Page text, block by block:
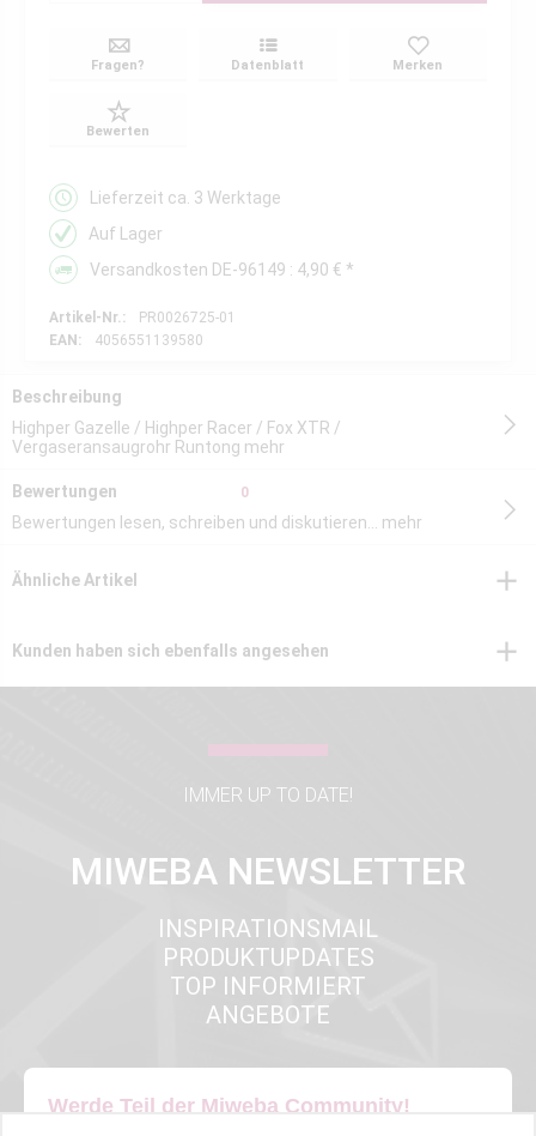
Fragen? Datenblatt Merken
Bewerten
Lieferzeit ca. 3 Werktage
Auf Lager
Versandkosten DE-96149 : 4,90 € *
Artikel-Nr.:
PR0026725-01
EAN:
4056551139580
Beschreibung
Highper Gazelle / Highper Racer / Fox XTR /
Vergaseransaugrohr Runtong mehr
Bewertungen 0
Bewertungen lesen, schreiben und diskutieren... mehr
Ähnliche Artikel
Kunden haben sich ebenfalls angesehen
IMMER UP TO DATE!
MIWEBA NEWSLETTER
INSPIRATIONSMAIL
PRODUKTUPDATES
TOP INFORMIERT
ANGEBOTE
Werde Teil der Miweba Community!